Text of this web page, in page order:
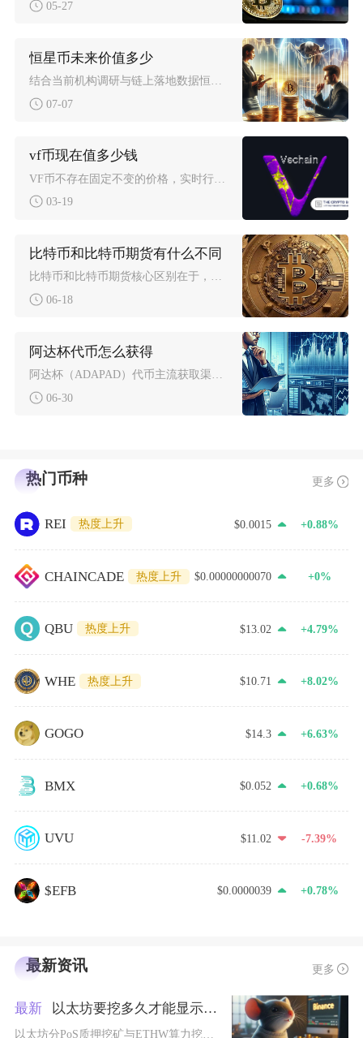
05-27
恒星币未来价值多少
07-07
vf币现在值多少钱
VF币不存在固定不变的价格，实时行情会持续波动，当前市场交易报价极低，并且市场流动性薄弱，
03-19
比特币和比特币期货有什么不同
比特币和比特币期货核心区别在于，比特币是实际持有的加密资产，属于现货资产，而比特币期货是约
06-18
阿达杯代币怎么获得
06-30
热门币种 更多
REI 热度上升 $0.0015 +0.88%
CHAINCADE 热度上升 $0.00000000070 +0%
QBU 热度上升 $13.02 +4.79%
WHE 热度上升 $10.71 +8.02%
GOGO $14.3 +6.63%
BMX $0.052 +0.68%
UVU $11.02 -7.39%
$EFB $0.0000039 +0.78%
最新资讯 更多
最新 以太坊要挖多久才能显示收益